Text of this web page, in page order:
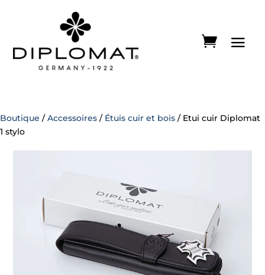
Boutique / Accessoires / Étuis cuir et bois / Etui cuir Diplomat
1 stylo